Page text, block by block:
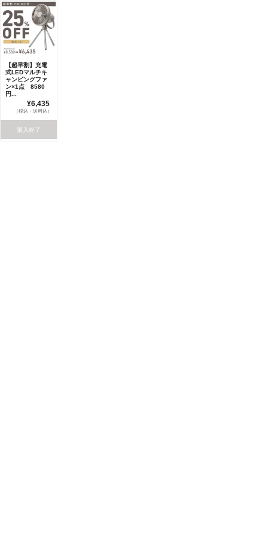
【超早割】充電
式LEDマルチキ
ャンピングファ
ン×1点 8580
円...
¥6,435
（税込・送料込）
購入終了